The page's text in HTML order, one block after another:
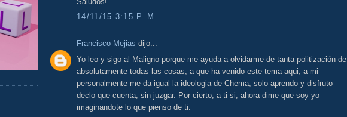
14/11/15 3:15 P. M.
Francisco Mejias dijo...
Yo leo y sigo al Maligno porque me ayuda a olvidarme de tanta politización de
absolutamente todas las cosas, a que ha venido este tema aqui, a mi
personalmente me da igual la ideologia de Chema, solo aprendo y disfruto
declo que cuenta, sin juzgar. Por cierto, a ti si, ahora dime que soy yo
imaginandote lo que pienso de ti.